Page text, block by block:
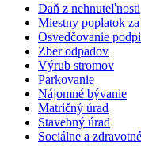
Daň z nehnuteľnosti
Miestny poplatok
Osvedčovanie
Zber odpadov
Výrub stromov
Parkovanie
Nájomné bývanie
Matričný úrad
Stavebný úrad
Sociálne a